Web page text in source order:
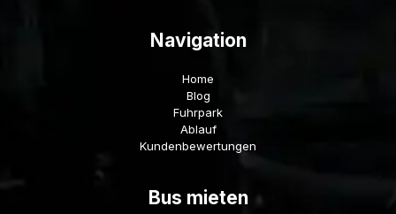
Navigation
Home
Blog
Fuhrpark
Ablauf
Kundenbewertungen
Bus mieten